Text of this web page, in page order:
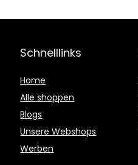
Schnelllinks
Home
Alle shoppen
Blogs
Unsere Webshops
Werben